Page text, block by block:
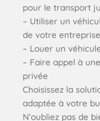
pour le transport
– Utiliser un
de votre entreprise
– Louer un
– Faire appel à
privée
Choisissez la
adaptée à votre
N’oubliez pas de